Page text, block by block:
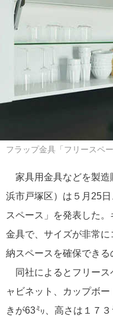
フラップ金具「フリースペ
家具用金具などを製造
浜市戸塚区）は５月25
スペース」を発表した
金具で、サイズが非常
納スペースを確保できる
同社によるとフリース
ャビネット、カップボ
きが63㍉、高さは１７